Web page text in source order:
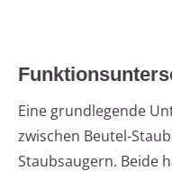
Eine grundlegende
zwischen Beutel-
Staubsaugern. Beide